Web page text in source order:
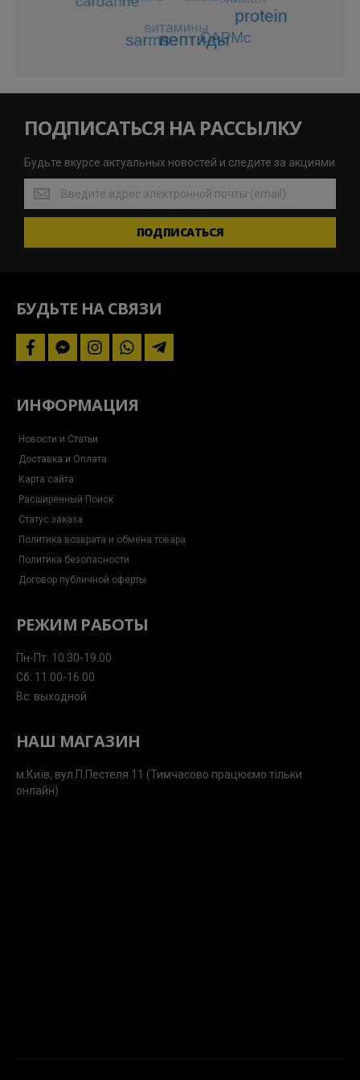
ПОДПИСАТЬСЯ НА РАССЫЛКУ
Будьте вкурсе актуальных новостей и следите за акциями
Будьте
вкурсе
актуальных
и
ПОДПИСАТЬСЯ
БУДЬТЕ НА СВЯЗИ
facebookfacebook-
messenger
instagram
whatsapptelegram-
plane
ИНФОРМАЦИЯ
Новости и Статьи
Доставка и Оплата
Карта сайта
Расширенный Поиск
Статус заказа
Политика возврата и обмена товара
Политика безопасности
Договор публичной оферты
РЕЖИМ РАБОТЫ
Пн-Пт: 10.30-19.00
Сб: 11.00-16.00
Вс: выходной
НАШ МАГАЗИН
м.Київ, вул.П.Пестеля 11 (Тимчасово працюємо тільки
онлайн)